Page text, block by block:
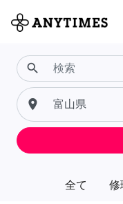
全て 修
search
place